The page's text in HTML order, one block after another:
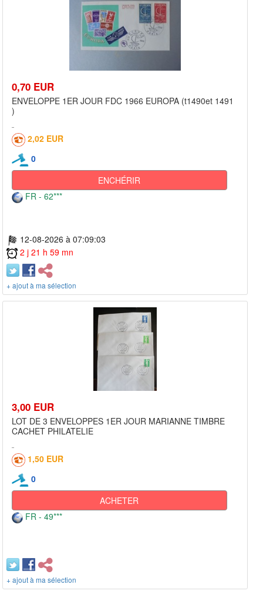
0,70 EUR
ENVELOPPE 1ER JOUR FDC 1966 EUROPA (t1490et 1491
)
2,02 EUR
0
ENCHÉRIR
FR - 62***
12-08-2026 à 07:09:03
2 j 21 h 59 mn
+ ajout à ma sélection
3,00 EUR
LOT DE 3 ENVELOPPES 1ER JOUR MARIANNE TIMBRE
CACHET PHILATELIE
1,50 EUR
0
ACHETER
FR - 49***
+ ajout à ma sélection